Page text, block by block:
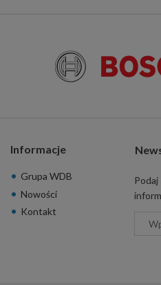
Informacje
Grupa WDB
Nowości
Kontakt